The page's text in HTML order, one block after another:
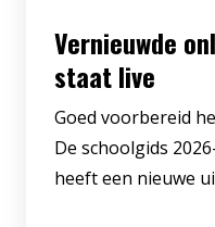
Vernieuwde
staat live
Goed voorbereid
De schoolgids
heeft een nieuwe